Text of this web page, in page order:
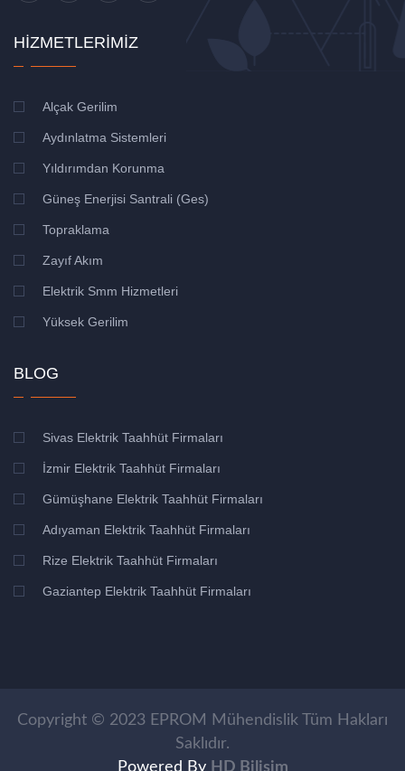
HIZMETLERIMIZ
Alçak Gerilim
Aydınlatma Sistemleri
Yıldırımdan Korunma
Güneş Enerjisi Santrali (Ges)
Topraklama
Zayıf Akım
Elektrik Smm Hizmetleri
Yüksek Gerilim
BLOG
Sivas Elektrik Taahhüt Firmaları
İzmir Elektrik Taahhüt Firmaları
Gümüşhane Elektrik Taahhüt Firmaları
Adıyaman Elektrik Taahhüt Firmaları
Rize Elektrik Taahhüt Firmaları
Gaziantep Elektrik Taahhüt Firmaları
Copyright © 2023 EPROM Mühendislik Tüm Hakları
Saklıdır.
Powered By HD Bilişim